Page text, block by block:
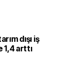
dışı iş
arttı